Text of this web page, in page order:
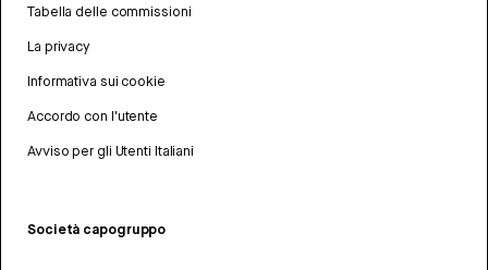
Tabella delle commissioni
La privacy
Informativa sui cookie
Accordo con l'utente
Avviso per gli Utenti Italiani
Società capogruppo